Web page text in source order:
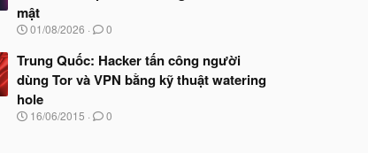
mật
N
à
y
b
ắ
t
01/08/2026 0
Trung Quốc: Hacker tấn công người
dùng Tor và VPN bằng kỹ thuật watering
hole
N
16/06/2015 0